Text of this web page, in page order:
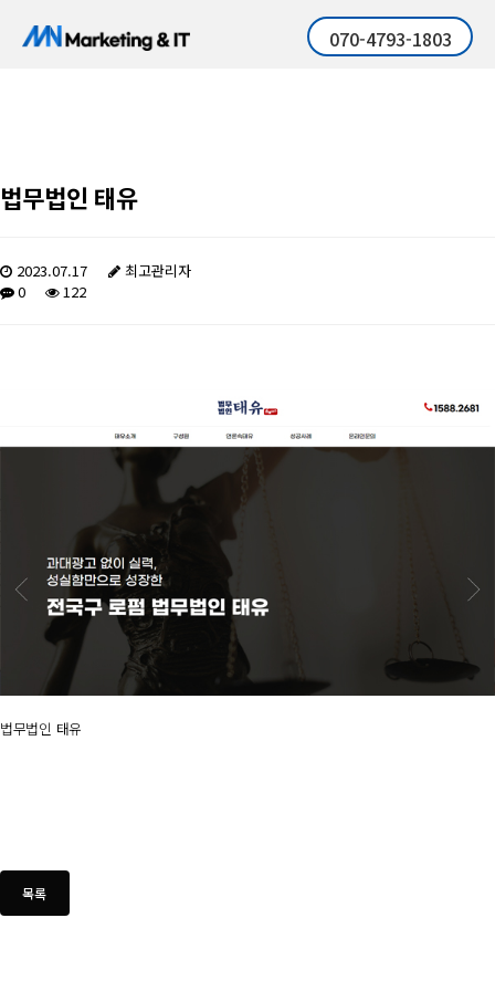
070-4793-1803
법무법인 태유
2023.07.17
최고관리자
0
122
법무법인 태유